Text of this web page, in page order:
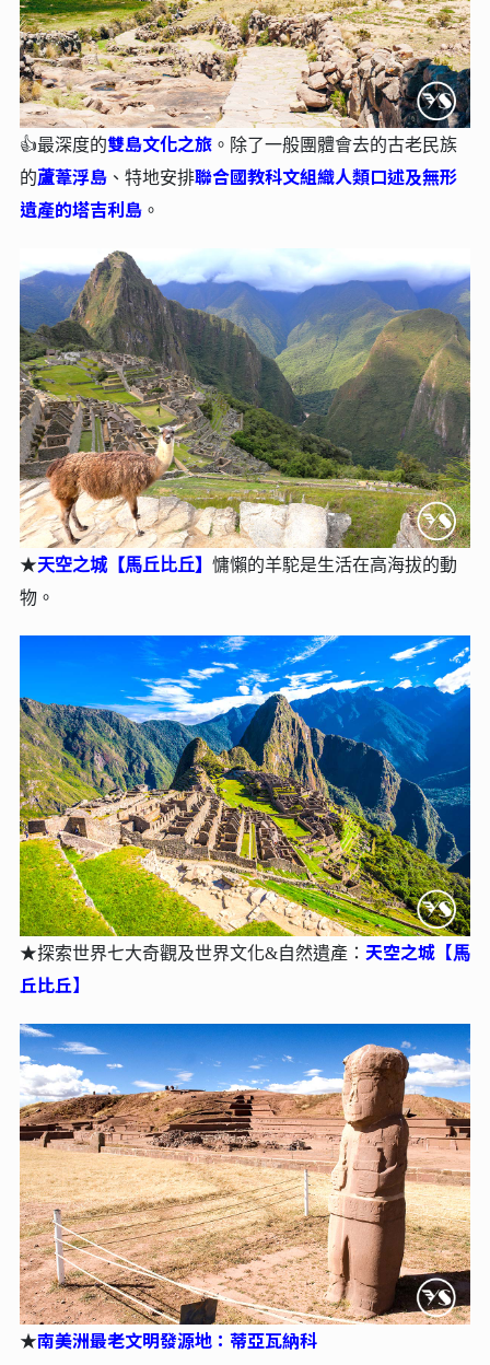
👍最深度的雙島文化之旅。 除了一般團體會去的古老民族
的蘆葦浮島、特地安排聯合國教科文組織人類口述及無形
遺產的塔吉利島。
★天空之城【⾺丘比丘】 慵懶的羊駝是生活在高海拔的動
物。
★探索世界七⼤奇觀及世界文化&⾃然遺產： 天空之城【⾺
丘比丘】
★南美洲最老文明發源地：蒂亞瓦納科